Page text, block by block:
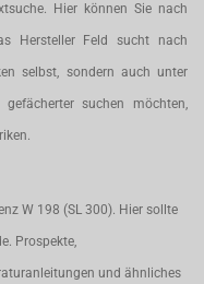
Hier können Sie nach
Hersteller Feld sucht nach
selbst, sondern auch unter
suchen möchten,
W 198 (SL 300). Hier sollte
Prospekte,
und ähnliches